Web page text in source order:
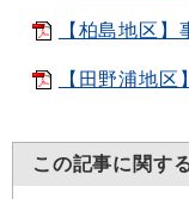
【柏島地区
【田野浦地
この記事に関す